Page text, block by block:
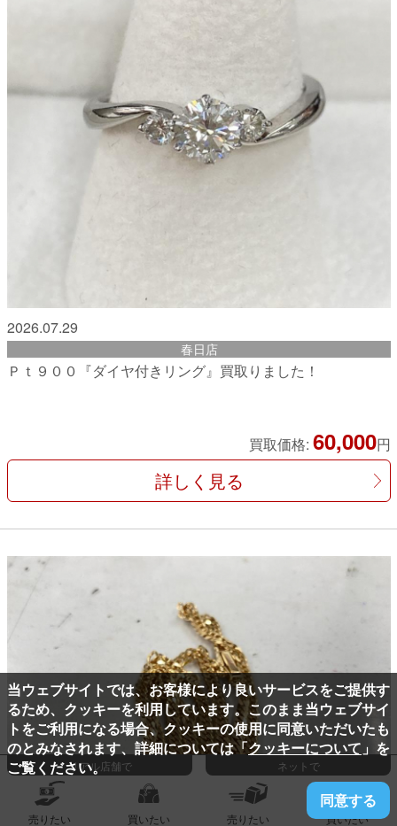
2026.07.29
春日店
Ｐｔ９００『ダイヤ付きリング』買取りました！
買取価格: 60,000円
詳しく見る
リアル店舗で ネットで
売りたい 買いたい 売りたい 買いたい
当ウェブサイトでは、お客様により良いサービスをご提供す
るため、クッキーを利用しています。このまま当ウェブサイ
トをご利用になる場合、クッキーの使用に同意いただいたも
のとみなされます、詳細については「クッキーについて 」を
ご覧ください。
同意する